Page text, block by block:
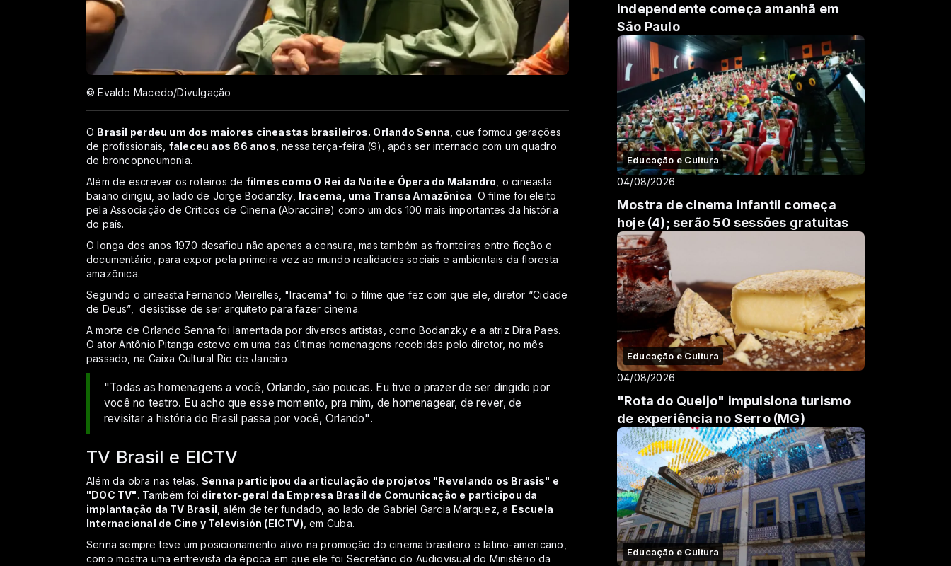
© Evaldo Macedo/Divulgação
O Brasil perdeu um dos maiores cineastas brasileiros. Orlando Senna , que formou gerações
de profissionais, faleceu aos 86 anos , nessa terça-feira (9), após ser internado com um quadro
de broncopneumonia.
Além de escrever os roteiros de filmes como O Rei da Noite e Ópera do Malandro , o cineasta
baiano dirigiu, ao lado de Jorge Bodanzky, Iracema, uma Transa Amazônica. O filme foi eleito
pela Associação de Críticos de Cinema (Abraccine) como um dos 100 mais importantes da história
do país.
O longa dos anos 1970 desafiou não apenas a censura, mas também as fronteiras entre ficção e
documentário, para expor pela primeira vez ao mundo realidades sociais e ambientais da floresta
amazônica.
Segundo o cineasta Fernando Meirelles, "Iracema" foi o filme que fez com que ele, diretor “Cidade
de Deus”, desistisse de ser arquiteto para fazer cinema.
A morte de Orlando Senna foi lamentada por diversos artistas, como Bodanzky e a atriz Dira Paes.
O ator Antônio Pitanga esteve em uma das últimas homenagens recebidas pelo diretor, no mês
passado, na Caixa Cultural Rio de Janeiro.
"Todas as homenagens a você, Orlando, são poucas. Eu tive o prazer de ser dirigido por
você no teatro. Eu acho que esse momento, pra mim, de homenagear, de rever, de
revisitar a história do Brasil passa por você, Orlando".
TV Brasil e EICTV
Além da obra nas telas,Senna participou da articulação de projetos "Revelando os Brasis" e
"DOC TV". Também foi diretor-geral da Empresa Brasil de Comunicação e participou da
implantação da TV Brasil , além de ter fundado, ao lado de Gabriel Garcia Marquez, a Escuela
Internacional de Cine y Televisión (EICTV) , em Cuba.
Senna sempre teve um posicionamento ativo na promoção do cinema brasileiro e latino-americano,
como mostra uma entrevista da época em que ele foi Secretário do Audiovisual do Ministério da
independente começa amanhã em
São Paulo
Educação e Cultura
04/08/2026
Mostra de cinema infantil começa
hoje (4); serão 50 sessões gratuitas
Educação e Cultura
04/08/2026
"Rota do Queijo" impulsiona turismo
de experiência no Serro (MG)
Educação e Cultura